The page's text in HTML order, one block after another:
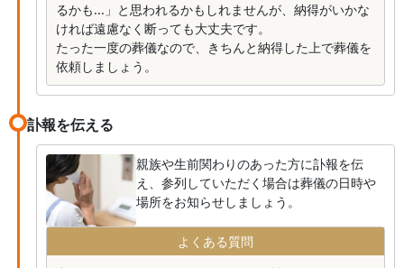
るかも...」と思われるかもしれませんが、納得がいかな
ければ遠慮なく断っても大丈夫です。
たった一度の葬儀なので、きちんと納得した上で葬儀を
依頼しましょう。
訃報を伝える
親族や生前関わりのあった方に訃報を伝
え、参列していただく場合は葬儀の日時や
場所をお知らせしましょう。
よくある質問